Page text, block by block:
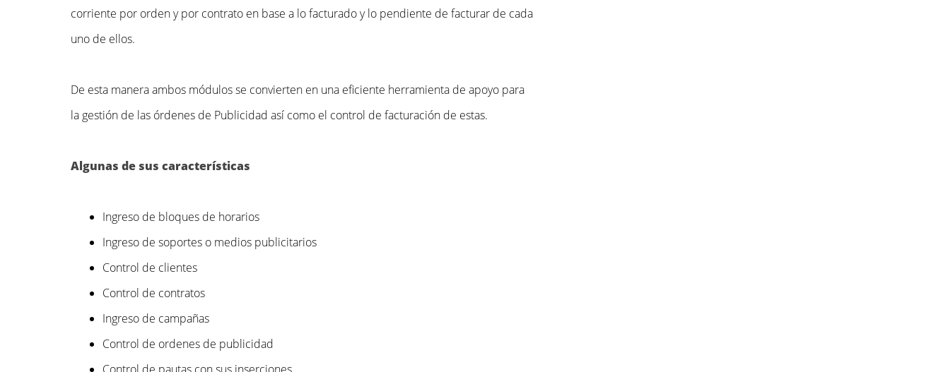
corriente por orden y por contrato en base a lo facturado y lo pendiente de facturar de cada
uno de ellos.
De esta manera ambos módulos se convierten en una eficiente herramienta de apoyo para
la gestión de las órdenes de Publicidad así como el control de facturación de estas.
Algunas de sus características
Ingreso de bloques de horarios
Ingreso de soportes o medios publicitarios
Control de clientes
Control de contratos
Ingreso de campañas
Control de ordenes de publicidad